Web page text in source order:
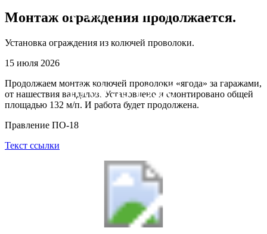
Приемный день
председателя
16:00 до 19:00
Монтаж ограждения продолжается.
Установка ограждения из колючей проволоки.
15 июля 2026
Продолжаем монтаж колючей проволоки «ягода» за гаражами,
от нашествия вандалов. Установлено и смонтировано общей
площадью 132 м/п. И работа будет продолжена.
Правление ПО-18
Текст ссылки